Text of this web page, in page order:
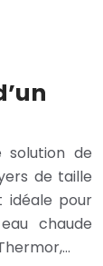
solution de
de taille
idéale pour
chaude